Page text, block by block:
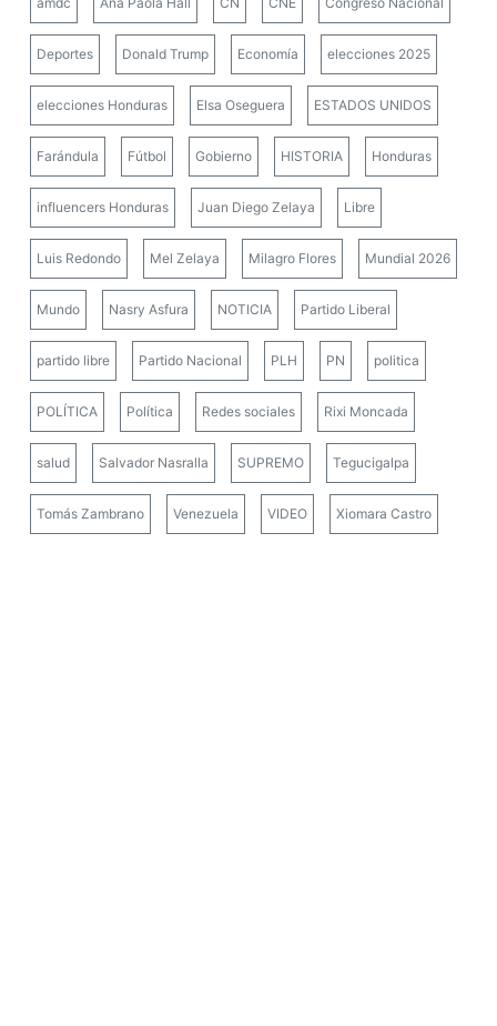
Deportes Donald Trump Economía elecciones 2025
elecciones Honduras Elsa Oseguera ESTADOS UNIDOS
Farándula Fútbol Gobierno HISTORIA Honduras
influencers Honduras Juan Diego Zelaya Libre
Luis Redondo Mel Zelaya Milagro Flores Mundial 2026
Mundo Nasry Asfura NOTICIA Partido Liberal
partido libre Partido Nacional PLH PN politica
POLÍTICA Política Redes sociales Rixi Moncada
salud Salvador Nasralla SUPREMO Tegucigalpa
Tomás Zambrano Venezuela VIDEO Xiomara Castro